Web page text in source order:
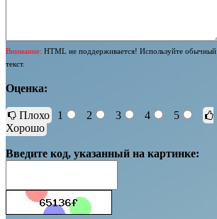
Внимание: HTML не поддерживается! Используйте обычный
текст.
Оценка:
Плохо 1 2 3 4
5
Хорошо
Введите код, указанный на картинке: